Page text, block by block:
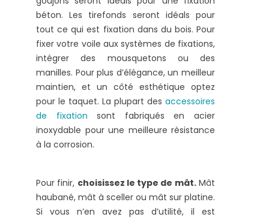
béton. Les tirefonds seront idéals pour
tout ce qui est fixation dans du bois. Pour
fixer votre voile aux systèmes de fixations,
intégrer des mousquetons ou des
manilles. Pour plus d’élégance, un meilleur
maintien, et un côté esthétique optez
pour le taquet. La plupart des accessoires
de fixation sont fabriqués en acier
inoxydable pour une meilleure résistance
à la corrosion.
Pour finir, choisissez le type de mât.Mât
haubané, mât à sceller ou mât sur platine.
Si vous n’en avez pas d’utilité, il est